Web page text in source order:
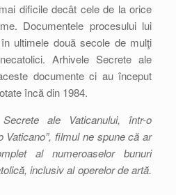
dificile decât cele de la orice
Documentele procesului lui
ultimele două secole de mulţi
Arhivele Secrete ale
documente ci au început
încă din 1984.
ale Vaticanului, într-o
Vaticano”, filmul ne spune că ar
al numeroaselor bunuri
inclusiv al operelor de artă.